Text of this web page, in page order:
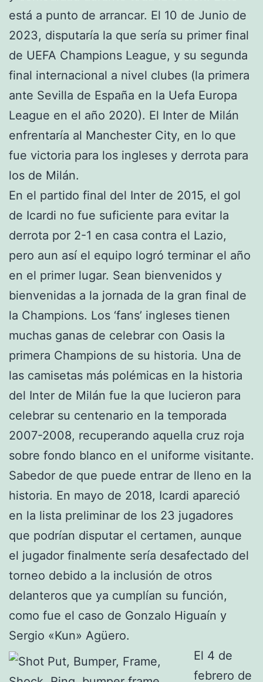
está a punto de arrancar. El 10 de Junio de
2023, disputaría la que sería su primer final
de UEFA Champions League, y su segunda
final internacional a nivel clubes (la primera
ante Sevilla de España en la Uefa Europa
League en el año 2020). El Inter de Milán
enfrentaría al Manchester City, en lo que
fue victoria para los ingleses y derrota para
los de Milán.
En el partido final del Inter de 2015, el gol
de Icardi no fue suficiente para evitar la
derrota por 2-1 en casa contra el Lazio,
pero aun así el equipo logró terminar el año
en el primer lugar. Sean bienvenidos y
bienvenidas a la jornada de la gran final de
la Champions. Los ‘fans’ ingleses tienen
muchas ganas de celebrar con Oasis la
primera Champions de su historia. Una de
las camisetas más polémicas en la historia
del Inter de Milán fue la que lucieron para
celebrar su centenario en la temporada
2007-2008, recuperando aquella cruz roja
sobre fondo blanco en el uniforme visitante.
Sabedor de que puede entrar de lleno en la
historia. En mayo de 2018, Icardi apareció
en la lista preliminar de los 23 jugadores
que podrían disputar el certamen, aunque
el jugador finalmente sería desafectado del
torneo debido a la inclusión de otros
delanteros que ya cumplían su función,
como fue el caso de Gonzalo Higuaín y
Sergio «Kun» Agüero.
El 4 de
febrero de